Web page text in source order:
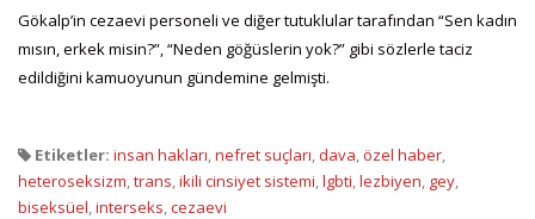
Gökalp’in cezaevi personeli ve diğer tutuklular tarafından “Sen kadın
mısın, erkek misin?”, “Neden göğüslerin yok?” gibi sözlerle taciz
edildiğini kamuoyunun gündemine gelmişti.
Etiketler: insan hakları,nefret suçları,dava,özel haber,
heteroseksizm,trans,ikili cinsiyet sistemi,lgbti,lezbiyen, gey,
biseksüel,interseks,cezaevi